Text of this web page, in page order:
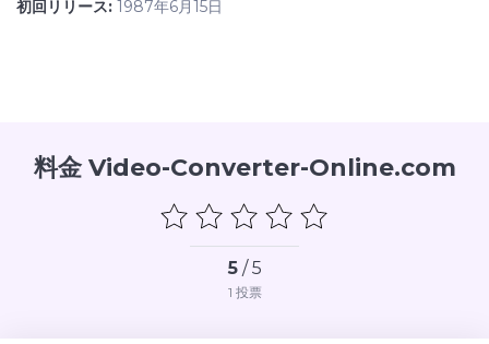
初回リリース: 1987年6月15日
料金 Video-Converter-Online.com
5/ 5
1 投票